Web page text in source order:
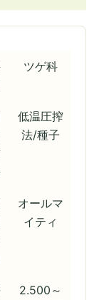
ツゲ科
低温圧搾
法/種子
オールマ
イティ
2.500～